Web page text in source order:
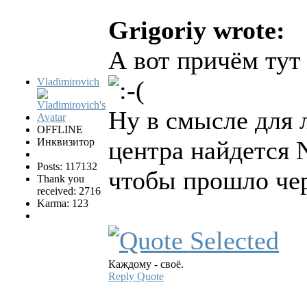
Vladimirovich
OFFLINE
Инквизитор
Posts: 117132
Thank you
received: 2716
Karma: 123
Grigoriy wrote:
А вот причём
Ну в смысле для
центра найдется
чтобы прошло
Каждому - своё.
Reply Quote